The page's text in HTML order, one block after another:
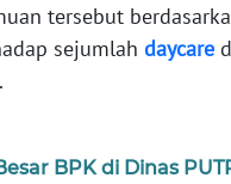
tersebut
sejumlah daycare
BPK di Dinas